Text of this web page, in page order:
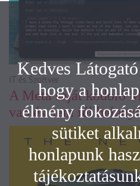
A Meta saját kódoló
van és nem fél
IT és Szoftver
Kedves
hogy a
élmény
sütiket
honlapunk